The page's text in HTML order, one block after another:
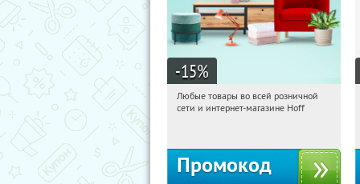
-15%
22:28:09 Получили:
Любые товары во всей розничной
сети и интернет-магазине Hoff
Промокод